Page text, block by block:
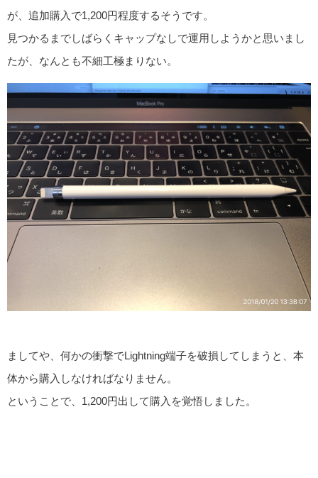
が、追加購入で1,200円程度するそうです。
見つかるまでしばらくキャップなしで運用しようかと思いまし
たが、なんとも不細工極まりない。
ましてや、何かの衝撃でLightning端子を破損してしまうと、本
体から購入しなければなりません。
ということで、1,200円出して購入を覚悟しました。